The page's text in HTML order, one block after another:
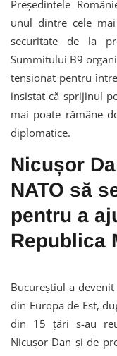
Președintele
unul dintre cele
securitate de la
Summitului B9
tensionat pentru
insistat că sprijinul
mai poate rămâne
diplomatice.
Nicușor
NATO să
pentru a
Republica
Bucureștiul a
din Europa de Est,
din 15 țări s-au
Nicușor Dan și de